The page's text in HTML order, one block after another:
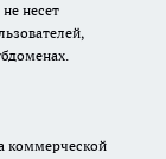
несет
коммерческой